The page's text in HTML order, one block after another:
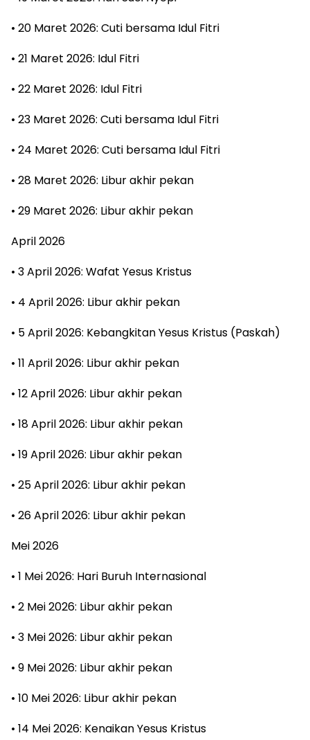
• 20 Maret 2026: Cuti bersama Idul Fitri
• 21 Maret 2026: Idul Fitri
• 22 Maret 2026: Idul Fitri
• 23 Maret 2026: Cuti bersama Idul Fitri
• 24 Maret 2026: Cuti bersama Idul Fitri
• 28 Maret 2026: Libur akhir pekan
• 29 Maret 2026: Libur akhir pekan
April 2026
• 3 April 2026: Wafat Yesus Kristus
• 4 April 2026: Libur akhir pekan
• 5 April 2026: Kebangkitan Yesus Kristus (Paskah)
• 11 April 2026: Libur akhir pekan
• 12 April 2026: Libur akhir pekan
• 18 April 2026: Libur akhir pekan
• 19 April 2026: Libur akhir pekan
• 25 April 2026: Libur akhir pekan
• 26 April 2026: Libur akhir pekan
Mei 2026
• 1 Mei 2026: Hari Buruh Internasional
• 2 Mei 2026: Libur akhir pekan
• 3 Mei 2026: Libur akhir pekan
• 9 Mei 2026: Libur akhir pekan
• 10 Mei 2026: Libur akhir pekan
• 14 Mei 2026: Kenaikan Yesus Kristus